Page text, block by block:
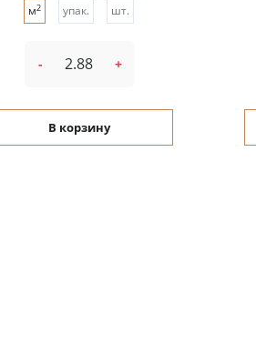
м2 упак. шт.
- +
В корзину